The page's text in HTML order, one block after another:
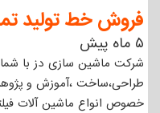
فروش خط تولید
۵ ماه پیش
طراحی،ساخت ،آموزش و
خصوص انواع ماشین آلات